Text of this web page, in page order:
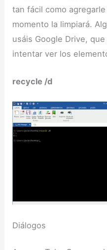
tan fácil como
momento la limpiará.
usáis Google Drive,
intentar ver los
recycle /d
Diálogos